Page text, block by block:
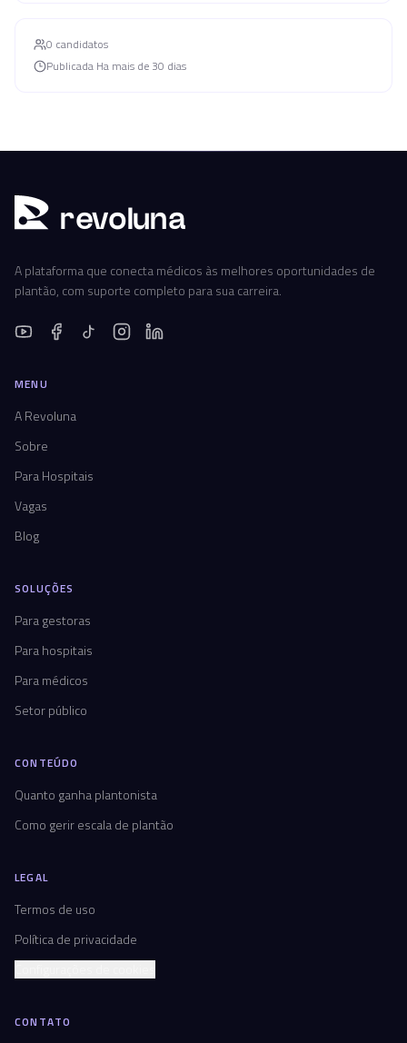
0 candidatos
Publicada Ha mais de 30 dias
revoluna
A plataforma que conecta médicos às melhores oportunidades de
plantão, com suporte completo para sua carreira.
MENU
A Revoluna
Sobre
Para Hospitais
Vagas
Blog
SOLUÇÕES
Para gestoras
Para hospitais
Para médicos
Setor público
CONTEÚDO
Quanto ganha plantonista
Como gerir escala de plantão
LEGAL
Termos de uso
Política de privacidade
CONTATO